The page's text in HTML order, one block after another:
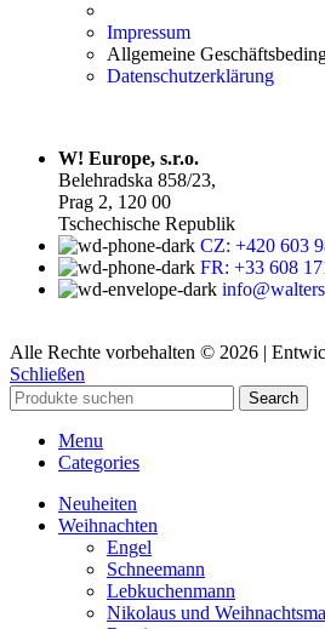
Impressum
Allgemeine
Datenschutzerklärung
W! Europe, s.r.o.
Belehradska 858/23,
Prag 2, 120 00
Tschechische Republik
CZ: +420 603
FR: +33 608
Alle Rechte vorbehalten © 2026 |
Schließen
Search
Menu
Categories
Neuheiten
Weihnachten
Engel
Schneemann
Lebkuchenmann
Nikolaus und